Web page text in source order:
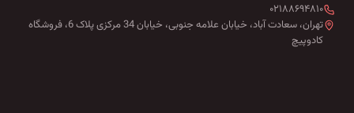
۰۲۱۸۸۶۹۴۸۱۰
تهران، سعادت آباد، خیابان علامه جنوبی، خیابان 34 مرکزی پلاک 6، فروشگاه
کادوپیچ